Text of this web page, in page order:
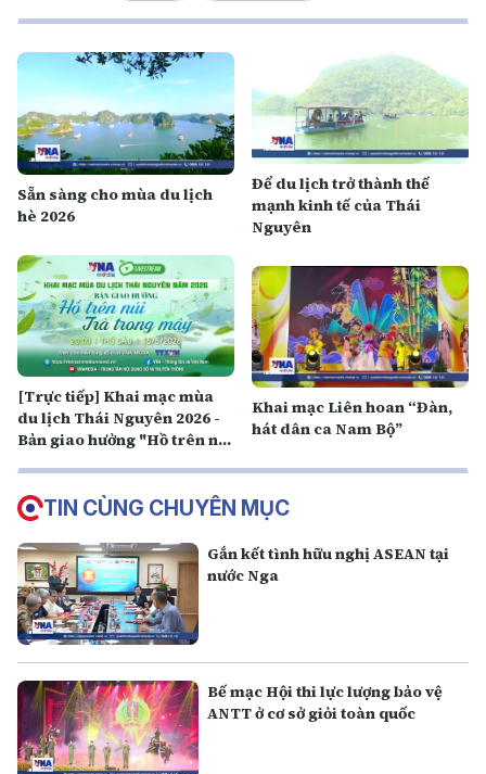
Sẵn sàng cho mùa du lịch
hè 2026
Để du lịch trở thành thế
mạnh kinh tế của Thái
Nguyên
[Trực tiếp] Khai mạc mùa
du lịch Thái Nguyên 2026 -
Bản giao hưởng "Hồ trên núi
Khai mạc Liên hoan “Đàn,
hát dân ca Nam Bộ”
TIN CÙNG CHUYÊN MỤC
Gắn kết tình hữu nghị ASEAN tại
nước Nga
Bế mạc Hội thi lực lượng bảo vệ
ANTT ở cơ sở giỏi toàn quốc